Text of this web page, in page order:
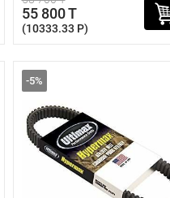
55 800 T
(10333.33 P)
-5%